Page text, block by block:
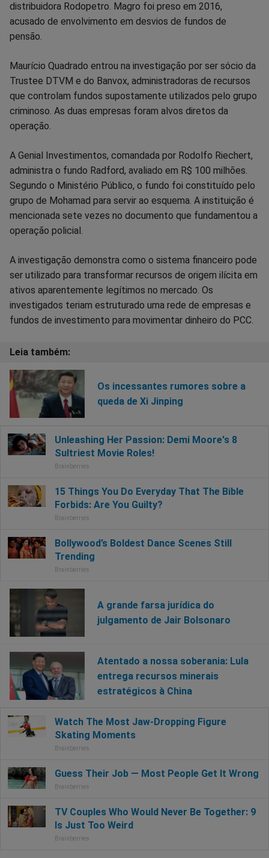
distribuidora Rodopetro. Magro foi preso em 2016,
acusado de envolvimento em desvios de fundos de
pensão.
Maurício Quadrado entrou na investigação por ser sócio da
Trustee DTVM e do Banvox, administradoras de recursos
que controlam fundos supostamente utilizados pelo grupo
criminoso. As duas empresas foram alvos diretos da
operação.
A Genial Investimentos, comandada por Rodolfo Riechert,
administra o fundo Radford, avaliado em R$ 100 milhões.
Segundo o Ministério Público, o fundo foi constituído pelo
grupo de Mohamad para servir ao esquema. A instituição é
mencionada sete vezes no documento que fundamentou a
operação policial.
A investigação demonstra como o sistema financeiro pode
ser utilizado para transformar recursos de origem ilícita em
ativos aparentemente legítimos no mercado. Os
investigados teriam estruturado uma rede de empresas e
fundos de investimento para movimentar dinheiro do PCC.
Os incessantes rumores sobre a
queda de Xi Jinping
A grande farsa jurídica do
julgamento de Jair Bolsonaro
Atentado a nossa soberania: Lula
entrega recursos minerais
estratégicos à China